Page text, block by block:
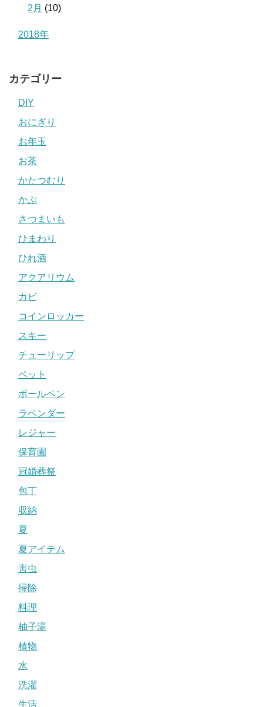
2月 (10)
2018年
カテゴリー
DIY
おにぎり
お年玉
お茶
かたつむり
かぶ
さつまいも
ひまわり
ひれ酒
アクアリウム
カビ
コインロッカー
スキー
チューリップ
ペット
ボールペン
ラベンダー
レジャー
保育園
冠婚葬祭
包丁
収納
夏
夏アイテム
害虫
掃除
料理
柚子湯
植物
水
洗濯
生活